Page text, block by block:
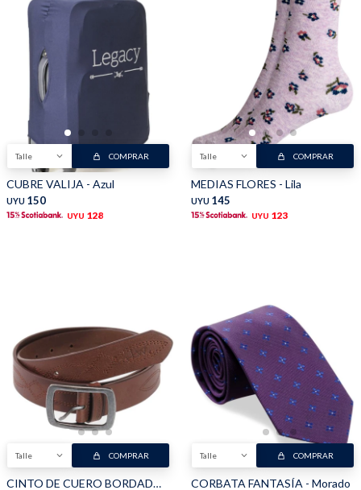
Talle COMPRAR
CUBRE VALIJA - Azul
UYU 150
UYU 128
Talle COMPRAR
MEDIAS FLORES - Lila
UYU 145
UYU 123
Talle COMPRAR
CINTO DE CUERO BORDADO - Marrón
Talle COMPRAR
CORBATA FANTASÍA - Morado
Canguros
Shorts Trajes
Bolsos y valijas Accesorios